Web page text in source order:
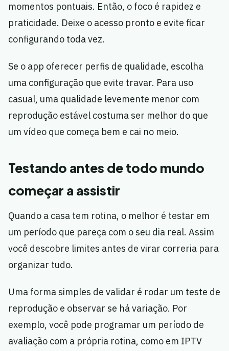
momentos pontuais. Então, o foco é rapidez e
praticidade. Deixe o acesso pronto e evite ficar
configurando toda vez.
Se o app oferecer perfis de qualidade, escolha
uma configuração que evite travar. Para uso
casual, uma qualidade levemente menor com
reprodução estável costuma ser melhor do que
um vídeo que começa bem e cai no meio.
Testando antes de todo mundo
começar a assistir
Quando a casa tem rotina, o melhor é testar em
um período que pareça com o seu dia real. Assim
você descobre limites antes de virar correria para
organizar tudo.
Uma forma simples de validar é rodar um teste de
reprodução e observar se há variação. Por
exemplo, você pode programar um período de
avaliação com a própria rotina, como em IPTV